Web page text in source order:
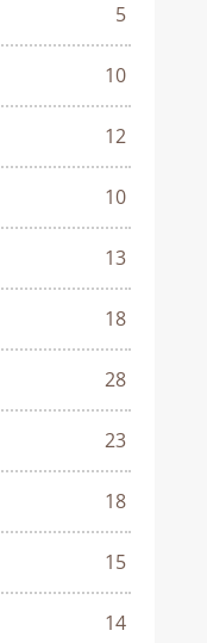
5
10
12
10
13
18
28
23
18
15
14